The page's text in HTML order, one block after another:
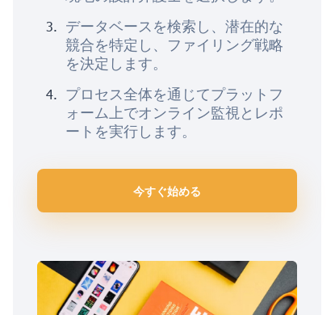
データベースを検索し、潜在的な
競合を特定し、ファイリング戦略
を決定します。
プロセス全体を通じてプラットフ
ォーム上でオンライン監視とレポ
ートを実行します。
今すぐ始める